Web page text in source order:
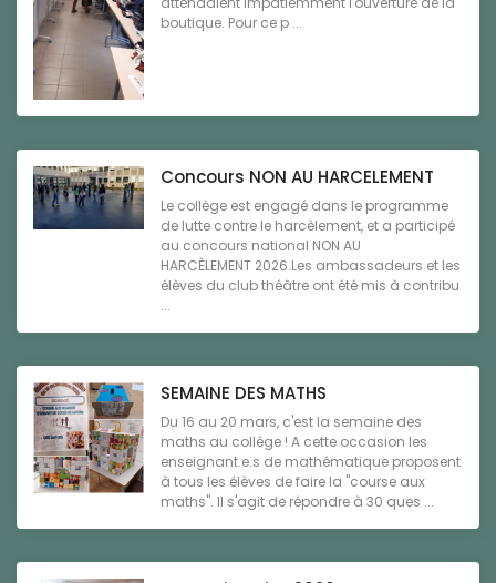
boutique. Pour ce p ...
Concours NON AU HARCELEMENT
Le collège est engagé dans le programme
de lutte contre le harcèlement, et a participé
au concours national NON AU
HARCÈLEMENT 2026.Les ambassadeurs et les
élèves du club théâtre ont été mis à contribu
...
SEMAINE DES MATHS
Du 16 au 20 mars, c'est la semaine des
maths au collège ! A cette occasion les
enseignant.e.s de mathématique proposent
à tous les élèves de faire la "course aux
maths". Il s'agit de répondre à 30 ques ...